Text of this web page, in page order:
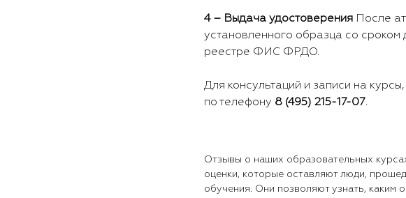
4 – Выдача удостоверения После
установленного образца со сроком
реестре ФИС ФРДО.
Для консультаций и записи на
по телефону 8 (495) 215-17-07.
Отзывы о наших образовательных
оценки, которые оставляют люди,
обучения. Они позволяют узнать, каким